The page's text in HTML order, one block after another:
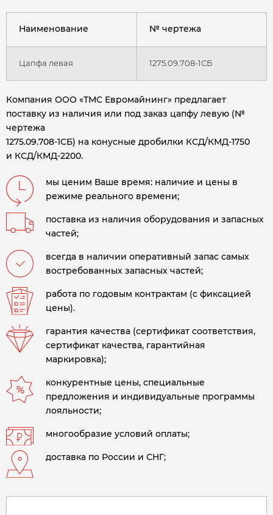
Наименование № чертежа
Цапфа левая 1275.09.708-1СБ
Компания ООО «ТМС Евромайнинг» предлагает
поставку из наличия или под заказ цапфу левую (№
чертежа
1275.09.708-1СБ) на конусные дробилки КСД/КМД-1750
и КСД/КМД-2200.
мы ценим Ваше время: наличие и цены в
режиме реального времени;
поставка из наличия оборудования и запасных
частей;
всегда в наличии оперативный запас самых
востребованных запасных частей;
работа по годовым контрактам (с фиксацией
цены).
гарантия качества (сертификат соответствия,
сертификат качества, гарантийная
маркировка);
конкурентные цены, специальные
предложения и индивидуальные программы
лояльности;
многообразие условий оплаты;
доставка по России и СНГ;